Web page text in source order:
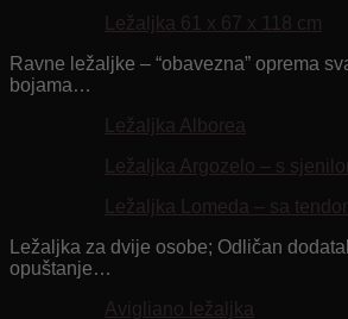
Ležaljka 61 x 67 x 118 cm
Ravne ležaljke – “obavezna” oprema
bojama…
Ležaljka Alborea
Ležaljka Argozelo – s
Ležaljka Lomeda – sa
Ležaljka za dvije osobe; Odličan
opuštanje…
Avigliano ležaljka